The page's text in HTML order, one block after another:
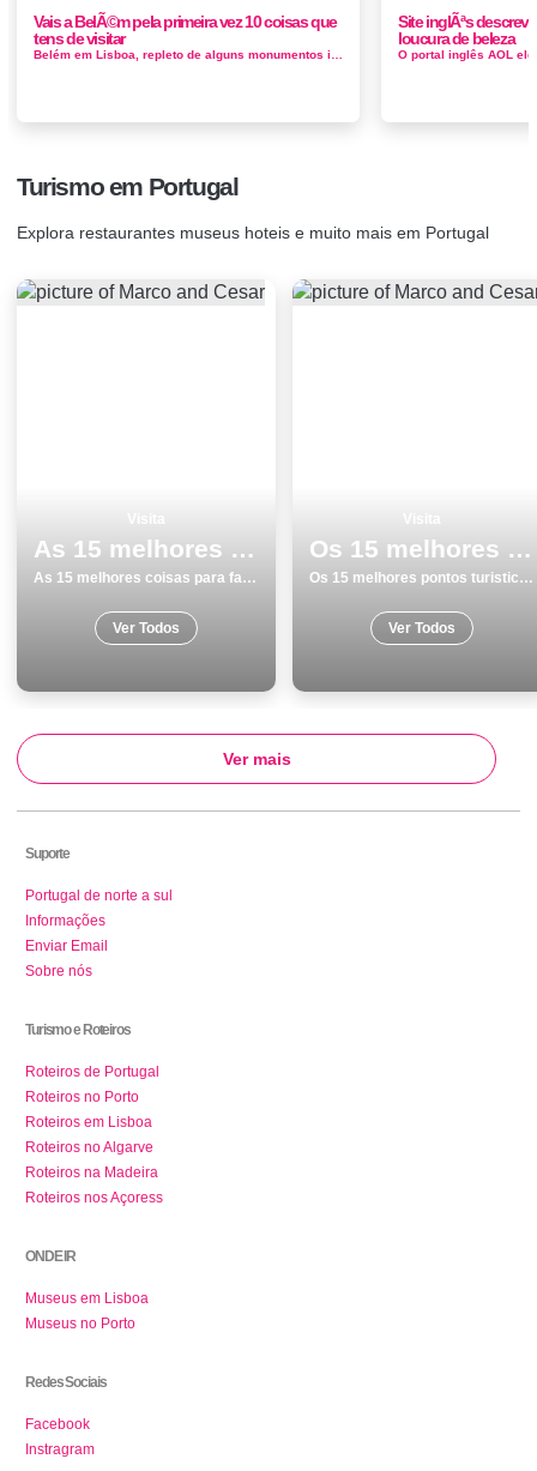
Vais a BelÃ©m pela primeira vez 10 coisas que
tens de visitar
Site inglÃªs
loucura de beleza
Turismo em Portugal
Explora restaurantes museus hoteis e muito mais em Portugal
As 15 melhores coisas para fazer e visitar na Ericeira
As 15 melhores coisas para fazer e visitar na Ericeira
Ver Todos
Os 15 melhores pontos turisticos para conhecer e visitar em Vila do Bispo
Os 15 melhores pontos turisticos para conhecer e visitar em Vila do Bispo
Ver Todos
Ver mais
Suporte
Portugal de norte a sul
Informações
Enviar Email
Sobre nós
Turismo e Roteiros
Roteiros de Portugal
Roteiros no Porto
Roteiros em Lisboa
Roteiros no Algarve
Roteiros na Madeira
Roteiros nos Açoress
ONDE IR
Museus em Lisboa
Museus no Porto
Redes Sociais
Facebook
Instragram